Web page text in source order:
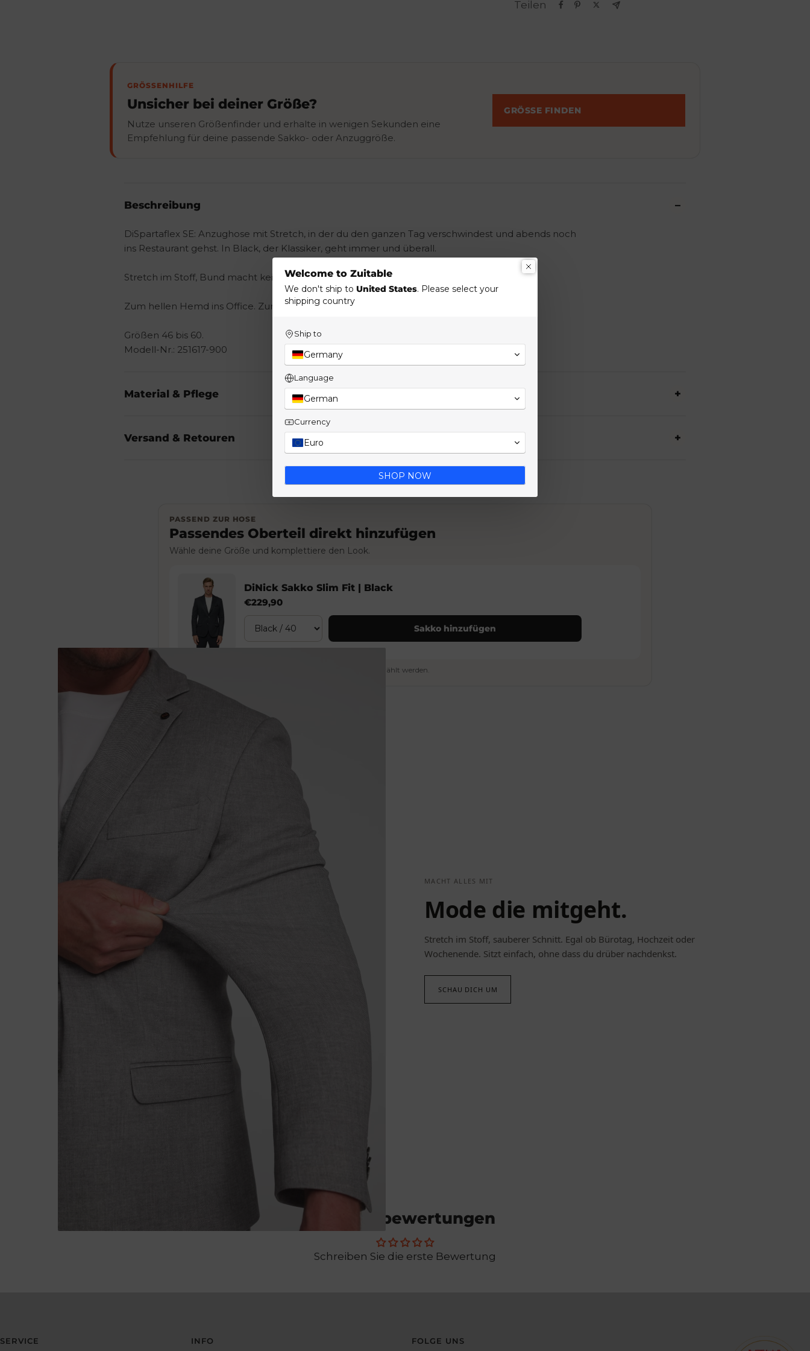
Teilen
GRÖSSENHILFE
Unsicher bei deiner Größe?
Nutze unseren Größenfinder und erhalte in wenigen Sekunden eine
Empfehlung für deine passende Sakko- oder Anzuggröße.
GRÖSSE FINDEN
Beschreibung
DiSpartaflex SE: Anzughose mit Stretch, in der du den ganzen Tag verschwindest und abends noch
ins Restaurant gehst. In Black, der Klassiker, geht immer und überall.
Stretch im Stoff, Bund macht keinen Druck. Sitzt sauber den ganzen Tag.
Zum hellen Hemd ins Office. Zum Pulli am Wochenende.
Größen 46 bis 60.
Modell-Nr.: 251617-900
Material & Pflege
Versand & Retouren
PASSEND ZUR HOSE
Passendes Oberteil direkt hinzufügen
Wähle deine Größe und komplettiere den Look.
DiNick Sakko Slim Fit | Black
€229,90
Sakko hinzufügen
Oberteil und Hose können separat in der passenden Größe gewählt werden.
MACHT ALLES MIT
Mode die mitgeht.
Stretch im Stoff, sauberer Schnitt. Egal ob Bürotag, Hochzeit oder
Wochenende. Sitzt einfach, ohne dass du drüber nachdenkst.
SCHAU DICH UM
Kundenbewertungen
Schreiben Sie die erste Bewertung
SERVICE INFO FOLGE UNS
Welcome to Zuitable
We don't ship to United States. Please select your
shipping country
Ship to
Germany
Language
German
Currency
Euro
SHOP NOW